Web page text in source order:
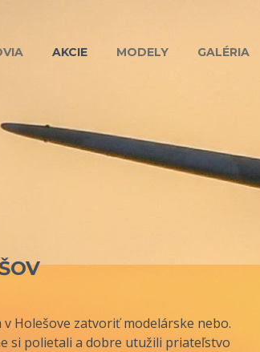
AKCIE MODELY GALÉRIA
Holešove zatvoriť modelárske nebo.
si polietali a dobre utužili priateľstvo